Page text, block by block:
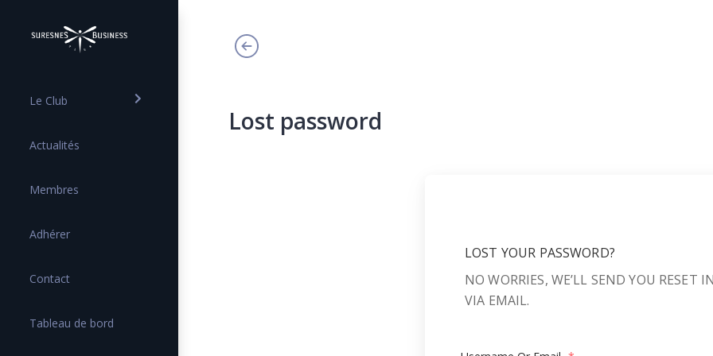
Le Club
Actualités
Membres
Adhérer
Contact
Tableau de bord
Lost password
LOST YOUR PASSWORD?
NO WORRIES, WE’LL SEND YOU RESET
VIA EMAIL.